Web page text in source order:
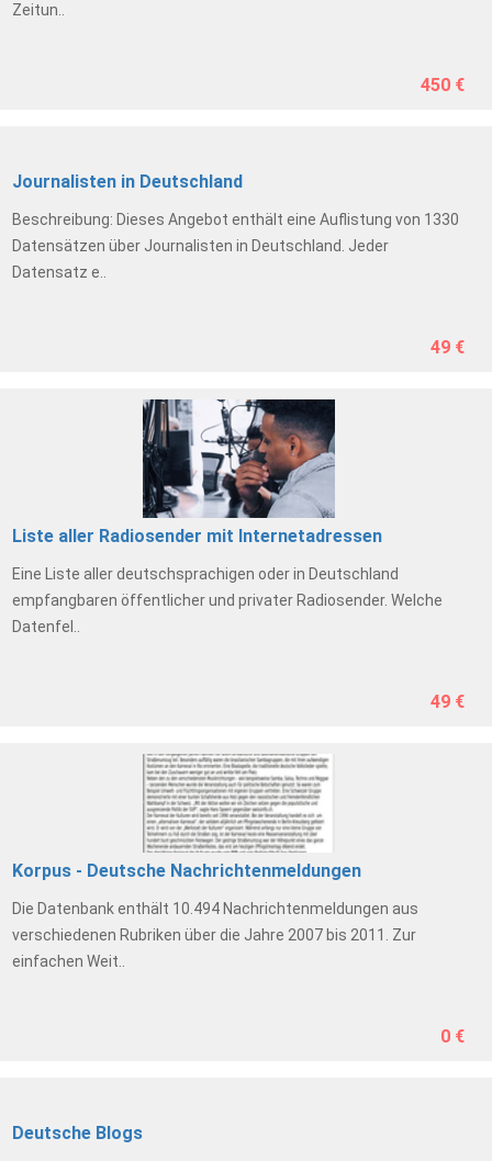
Zeitun..
450 €
Journalisten in Deutschland
Beschreibung: Dieses Angebot enthält eine Auflistung von 1330
Datensätzen über Journalisten in Deutschland. Jeder
Datensatz e..
49 €
Liste aller Radiosender mit Internetadressen
Eine Liste aller deutschsprachigen oder in Deutschland
empfangbaren öffentlicher und privater Radiosender. Welche
Datenfel..
49 €
Korpus - Deutsche Nachrichtenmeldungen
Die Datenbank enthält 10.494 Nachrichtenmeldungen aus
verschiedenen Rubriken über die Jahre 2007 bis 2011. Zur
einfachen Weit..
0 €
Deutsche Blogs